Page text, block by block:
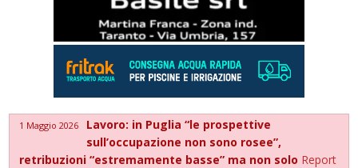
1 Maggio 2026
Lavoro: in Puglia “le prospettive
sull’occupazione non sono rosee”,
retribuzioni “estremamente basse” ma non solo Report